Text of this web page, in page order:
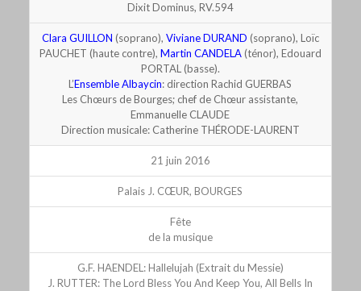
Dixit Dominus, RV.594
Clara GUILLON (soprano), Viviane DURAND (soprano), Loïc
PAUCHET (haute contre), Martin CANDELA(ténor), Edouard
PORTAL (basse).
L’Ensemble Albaycin: direction Rachid GUERBAS
Les Chœurs de Bourges; chef de Chœur assistante,
Emmanuelle CLAUDE
Direction musicale: Catherine THÉRODE-LAURENT
21 juin 2016
Palais J. CŒUR, BOURGES
Fête
de la musique
G.F. HAENDEL: Hallelujah (Extrait du Messie)
J. RUTTER: The Lord Bless You And Keep You, All Bells In